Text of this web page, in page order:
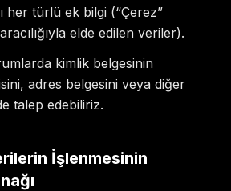
her türlü ek bilgi (“Çerez”
elde edilen veriler).
kimlik belgesinin
adres belgesini veya diğer
talep edebiliriz.
İşlenmesinin